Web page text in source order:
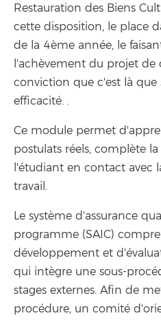
Restauration des Biens
cette disposition, le place
de la 4ème année, le
l'achèvement du projet de
conviction que c'est là que
efficacité. .
Ce module permet
postulats réels, complète
l'étudiant en contact avec
travail.
Le système d'assurance
programme (SAIC)
développement et
qui intègre une sous-
stages externes. Afin de
procédure, un comité